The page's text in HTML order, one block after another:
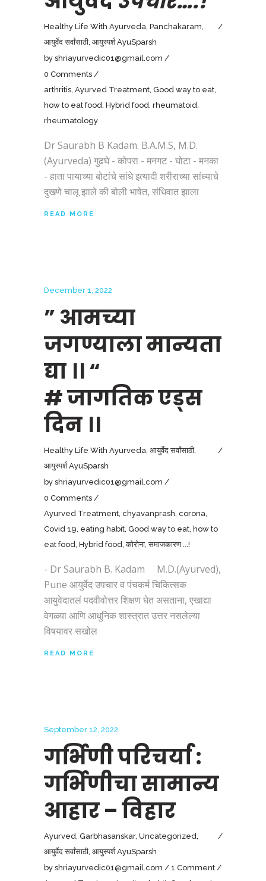
Healthy Life With Ayurveda, Panchakaram,
आयुर्वेद सर्वांसाठी, आयुस्पर्श AyuSparsh
by shriayurvedic01@gmail.com
0 Comments
arthritis, Ayurved Treatment, Good way to eat,
how to eat food, Hybrid food, rheumatoid,
rheumatology
Dr Saurabh B Kadam. B.A.M.S, M.D.
(Ayurveda) गुढघे - कोपरा - मनगट - घोटा - मनका
- हाता पायाच्या बोटांचे सांधे इत्यादी शरीराच्या सांध्याचे
दुखणे चालू झाले की बोली भाषेत, संधिवात झाला
READ MORE
December 1, 2022
” आमच्या
जगण्याला मान्यता
द्या ।। “
# जागतिक एड्स
दिन ।।
Healthy Life With Ayurveda, आयुर्वेद सर्वांसाठी,
आयुस्पर्श AyuSparsh
by shriayurvedic01@gmail.com
0 Comments
Ayurved Treatment, chyavanprash, corona,
Covid 19, eating habit, Good way to eat, how to
eat food, Hybrid food,कोरोना,समाजकारण ...!
- Dr Saurabh B. Kadam M.D.(Ayurved),
Pune आयुर्वेद उपचार व पंचकर्म चिकित्सक
आयुवेदातलं पदवीवोत्तर शिक्षण घेत असताना, एखाद्या
वेगळ्या आणि आधुनिक शास्त्रात उत्तर नसलेल्या
विषयावर सखोल
READ MORE
September 12, 2022
गर्भिणी परिचर्या :
गर्भिणीचा सामान्य
आहार – विहार
Ayurved, Garbhasanskar, Uncategorized,
आयुर्वेद सर्वांसाठी, आयुस्पर्श AyuSparsh
by shriayurvedic01@gmail.com
1 Comment